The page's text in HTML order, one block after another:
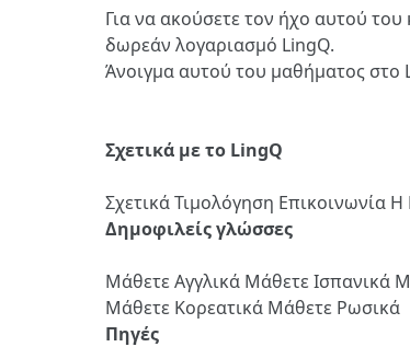
Για να ακούσετε τον ήχο αυτού του
δωρεάν λογαριασμό LingQ.
Άνοιγμα αυτού του μαθήματος στο
Σχετικά με το LingQ
ΣχετικάΤιμολόγηση Επικοινωνία Η
Δημοφιλείς γλώσσες
Μάθετε Αγγλικά Μάθετε Ισπανικά
Μάθετε Κορεατικά Μάθετε Ρωσικά
Πηγές